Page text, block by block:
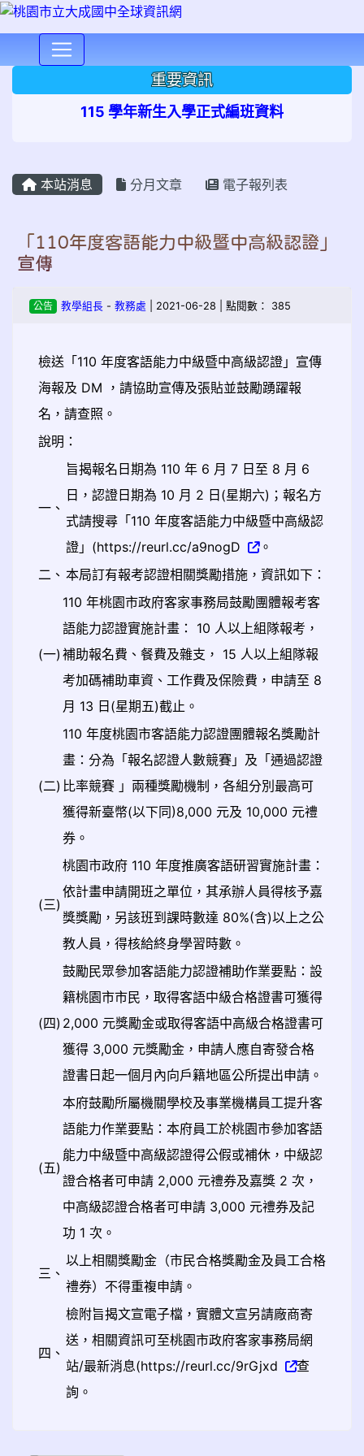
重要資訊
115 學年新生入學正式編班資料
本站消息 分月文章 電子報列表
「110年度客語能力中級暨中高級認證」
宣傳
公告 教學組長- 教務處 | 2021-06-28 | 點閱數： 385
檢送「110 年度客語能力中級暨中高級認證」宣傳
海報及 DM ，請協助宣傳及張貼並鼓勵踴躍報
名，請查照。
說明：
一、
旨揭報名日期為 110 年 6 月 7 日至 8 月 6
日，認證日期為 10 月 2 日(星期六)；報名方
式請搜尋「110 年度客語能力中級暨中高級認
證」(https://reurl.cc/a9nogD
。
二、 本局訂有報考認證相關獎勵措施，資訊如下：
(一)
110 年桃園市政府客家事務局鼓勵團體報考客
語能力認證實施計畫： 10 人以上組隊報考，
補助報名費、餐費及雜支， 15 人以上組隊報
考加碼補助車資、工作費及保險費，申請至 8
月 13 日(星期五)截止。
(二)
110 年度桃園市客語能力認證團體報名獎勵計
畫：分為「報名認證人數競賽」及「通過認證
比率競賽 」兩種獎勵機制，各組分別最高可
獲得新臺幣(以下同)8,000 元及 10,000 元禮
券。
(三)
桃園市政府 110 年度推廣客語研習實施計畫：
依計畫申請開班之單位，其承辦人員得核予嘉
獎獎勵，另該班到課時數達 80%(含)以上之公
教人員，得核給終身學習時數。
(四)
鼓勵民眾參加客語能力認證補助作業要點：設
籍桃園市市民，取得客語中級合格證書可獲得
2,000 元獎勵金或取得客語中高級合格證書可
獲得 3,000 元獎勵金，申請人應自寄發合格
證書日起一個月內向戶籍地區公所提出申請。
(五)
本府鼓勵所屬機關學校及事業機構員工提升客
語能力作業要點：本府員工於桃園市參加客語
能力中級暨中高級認證得公假或補休，中級認
證合格者可申請 2,000 元禮券及嘉獎 2 次，
中高級認證合格者可申請 3,000 元禮券及記
功 1 次。
三、
以上相關獎勵金（市民合格獎勵金及員工合格
禮券）不得重複申請。
四、
檢附旨揭文宣電子檔，實體文宣另請廠商寄
送，相關資訊可至桃園市政府客家事務局網
站/最新消息(https://reurl.cc/9rGjxd
查
詢。